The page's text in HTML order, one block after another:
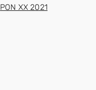
PON XX 2021